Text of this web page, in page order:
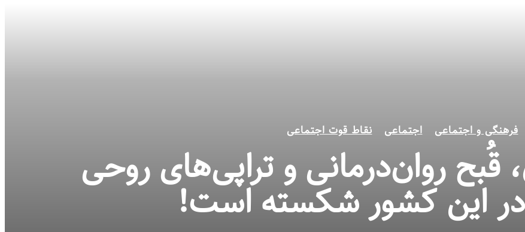
فرهنگی و اجتماعی اجتماعی نقاط قوت اجتماعی
روان‌درمانی و تراپی‌های روحی
در این کشور شکسته است!